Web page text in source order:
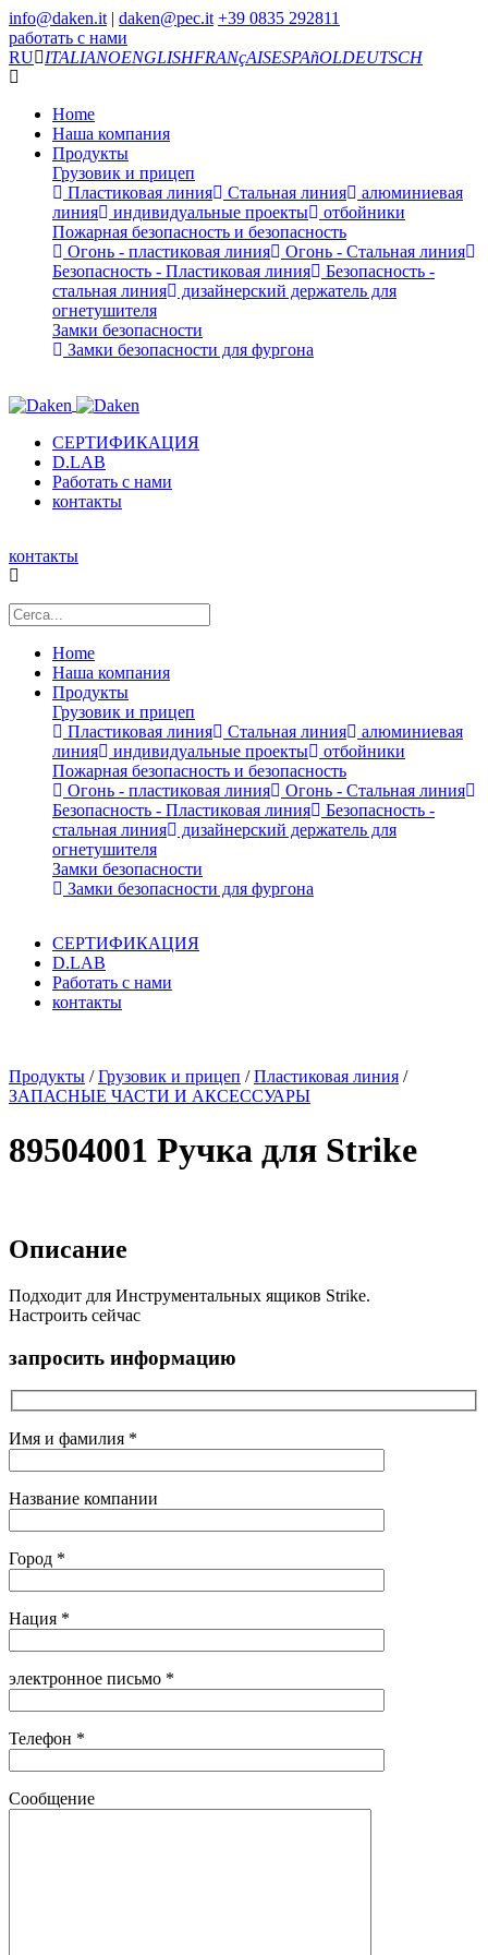
info@daken.it | daken@pec.it +39 0835 292811
работать с нами
RU
ITALIANOENGLISHFRANçAISESPAñOLDEUTSCH
Home
Наша компания
Продукты
Грузовик и прицеп
Пластиковая линия
Стальная линия
алюминиевая
линия
индивидуальные проекты
отбойники
Пожарная безопасность и безопасность
Огонь - пластиковая линия
Огонь - Стальная линия
Безопасность - Пластиковая линия
Безопасность -
стальная линия
дизайнерский держатель для
огнетушителя
Замки безопасности
Замки безопасности для фургона
СЕРТИФИКАЦИЯ
D.LAB
Работать с нами
контакты
контакты
Home
Наша компания
Продукты
Грузовик и прицеп
Пластиковая линия
Стальная линия
алюминиевая
линия
индивидуальные проекты
отбойники
Пожарная безопасность и безопасность
Огонь - пластиковая линия
Огонь - Стальная линия
Безопасность - Пластиковая линия
Безопасность -
стальная линия
дизайнерский держатель для
огнетушителя
Замки безопасности
Замки безопасности для фургона
СЕРТИФИКАЦИЯ
D.LAB
Работать с нами
контакты
Продукты /Грузовик и прицеп /Пластиковая линия /
ЗАПАСНЫЕ ЧАСТИ И АКСЕССУАРЫ
89504001 Ручка для Strike
Описание
Подходит для Инструментальных ящиков Strike.
Настроить сейчас
запросить информацию
Имя и фамилия *
Название компании
Город *
Нация *
электронное письмо *
Телефон *
Сообщение